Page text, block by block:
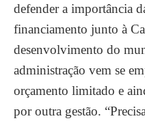
defender a importância
financiamento junto à
desenvolvimento do
administração vem se
orçamento limitado e
por outra gestão.